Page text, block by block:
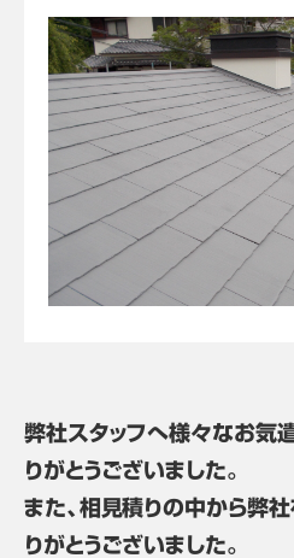
弊社スタッフへ様々なお気
りがとうございました。
また、相見積りの中から弊
りがとうございました。